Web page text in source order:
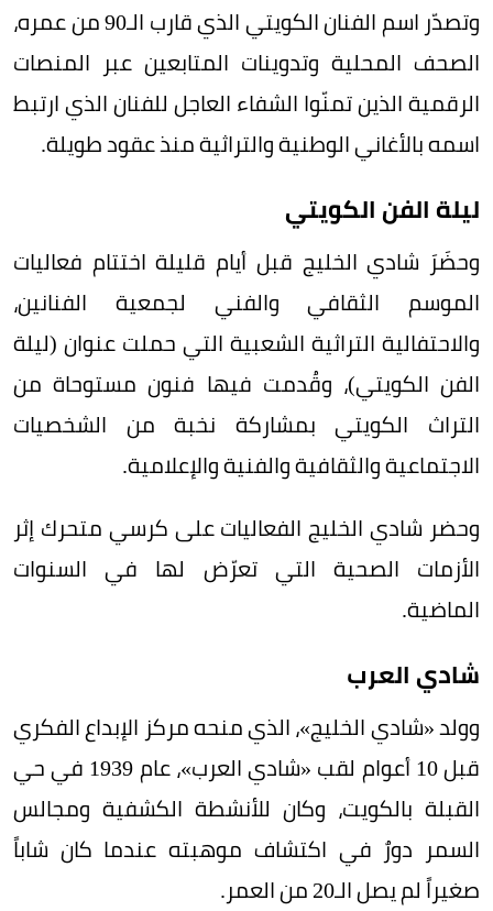
وتصدّر اسم الفنان الكويتي الذي قارب الـ90 من عمره،
الصحف المحلية وتدوينات المتابعين عبر المنصات
الرقمية الذين تمنّوا الشفاء العاجل للفنان الذي ارتبط
اسمه بالأغاني الوطنية والتراثية منذ عقود طويلة.
ليلة الفن الكويتي
وحضَرَ شادي الخليج قبل أيام قليلة اختتام فعاليات
الموسم الثقافي والفني لجمعية الفنانين،
والاحتفالية التراثية الشعبية التي حملت عنوان (ليلة
الفن الكويتي)، وقُدمت فيها فنون مستوحاة من
التراث الكويتي بمشاركة نخبة من الشخصيات
الاجتماعية والثقافية والفنية والإعلامية.
وحضر شادي الخليج الفعاليات على كرسي متحرك إثر
الأزمات الصحية التي تعرّض لها في السنوات
الماضية.
شادي العرب
وولد «شادي الخليج»، الذي منحه مركز الإبداع الفكري
قبل 10 أعوام لقب «شادي العرب»، عام 1939 في حي
القبلة بالكويت، وكان للأنشطة الكشفية ومجالس
السمر دورٌ في اكتشاف موهبته عندما كان شاباً
صغيراً لم يصل الـ20 من العمر.